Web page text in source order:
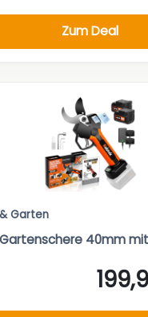
Zum Deal
Garten
40mm